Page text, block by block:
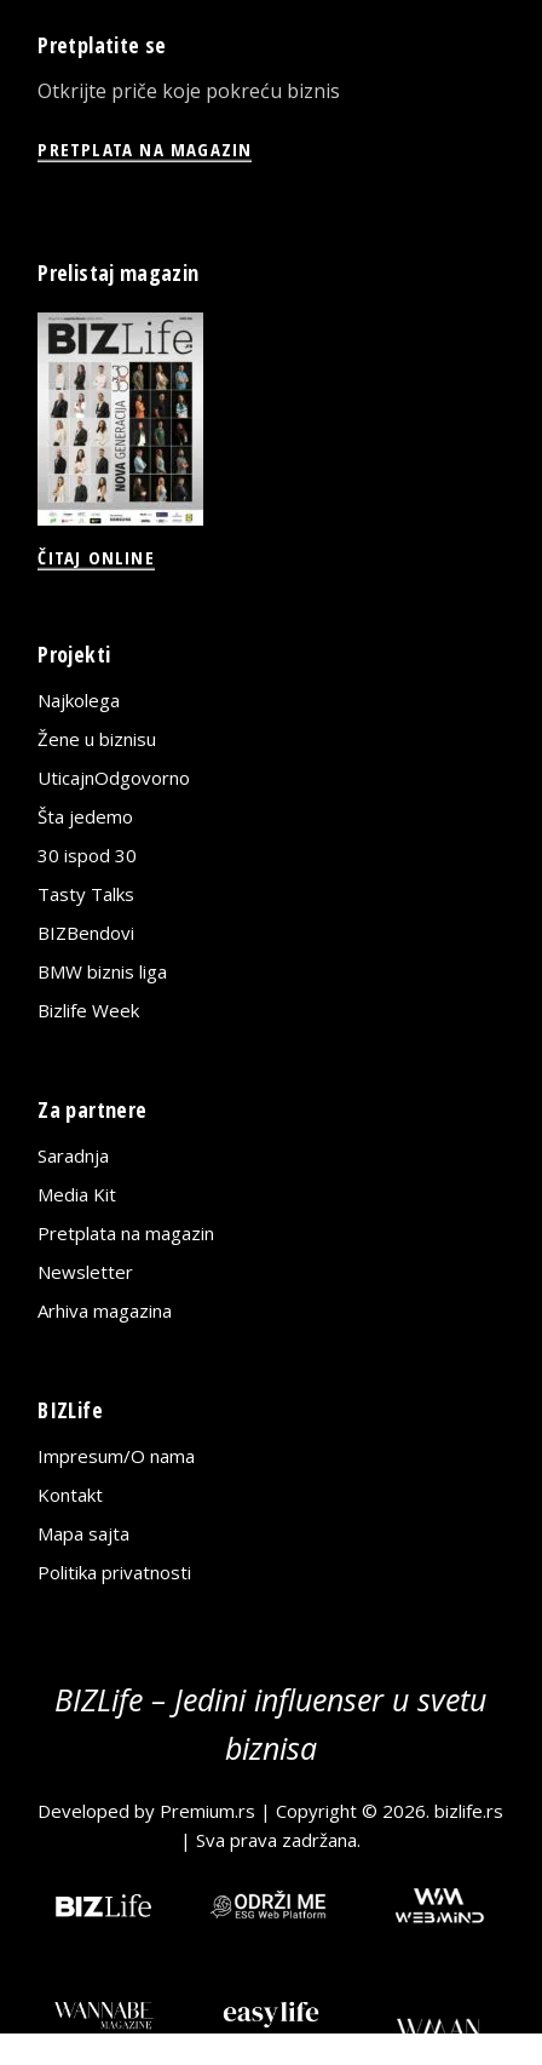
Pretplatite se
Otkrijte priče koje pokreću biznis
PRETPLATA NA MAGAZIN
Prelistaj magazin
ČITAJ ONLINE
Projekti
Najkolega
Žene u biznisu
UticajnOdgovorno
Šta jedemo
30 ispod 30
Tasty Talks
BIZBendovi
BMW biznis liga
Bizlife Week
Za partnere
Saradnja
Media Kit
Pretplata na magazin
Newsletter
Arhiva magazina
BIZLife
Impresum/O nama
Kontakt
Mapa sajta
Politika privatnosti
BIZLife – Jedini influenser u svetu
biznisa
Developed by Premium.rs | Copyright © 2026.bizlife.rs
| Sva prava zadržana.